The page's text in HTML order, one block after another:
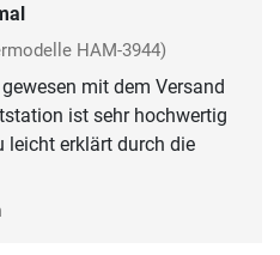
HAM-3944)
mit dem Versand
ist sehr hochwertig
leicht erklärt durch die